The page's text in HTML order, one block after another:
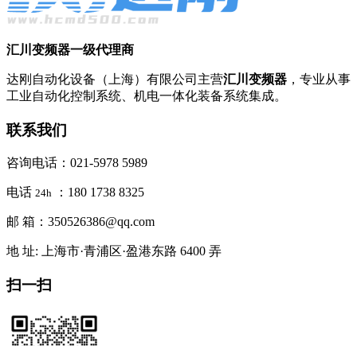
汇川变频器一级代理商
达刚自动化设备（上海）有限公司主营汇川变频器 ，专业从事
工业自动化控制系统、机电一体化装备系统集成。
联系我们
咨询电话：021-5978 5989
电话 24h ：180 1738 8325
邮 箱：350526386@qq.com
地 址: 上海市·青浦区·盈港东路 6400 弄
扫一扫